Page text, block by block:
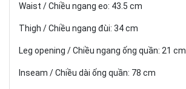
Waist / Chiều ngang eo: 43.5 cm
Thigh / Chiều ngang đùi: 34 cm
Leg opening / Chiều ngang ống quần: 21 cm
Inseam / Chiều dài ống quần: 78 cm